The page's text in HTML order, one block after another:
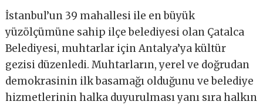
İstanbul’un 39 mahallesi ile en büyük
yüzölçümüne sahip ilçe belediyesi olan Çatalca
Belediyesi, muhtarlar için Antalya’ya kültür
gezisi düzenledi. Muhtarların, yerel ve doğrudan
demokrasinin ilk basamağı olduğunu ve belediye
hizmetlerinin halka duyurulması yanı sıra halkın